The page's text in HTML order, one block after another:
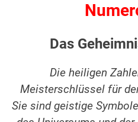
Das
Die heiligen
Meisterschlüssel für
Sie sind geistige